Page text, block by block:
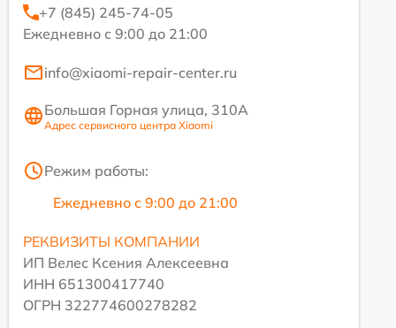
+7 (845) 245-74-05
Ежедневно с 9:00 до 21:00
info@xiaomi-repair-center.ru
Большая Горная улица, 310А
Адрес сервисного центра Xiaomi
Режим работы:
Ежедневно с 9:00 до 21:00
РЕКВИЗИТЫ КОМПАНИИ
ИП Велес Ксения Алексеевна
ИНН 651300417740
ОГРН 322774600278282